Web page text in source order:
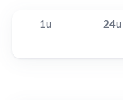
1u 24u